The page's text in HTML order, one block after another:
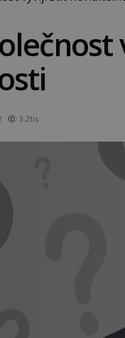
3.2tis